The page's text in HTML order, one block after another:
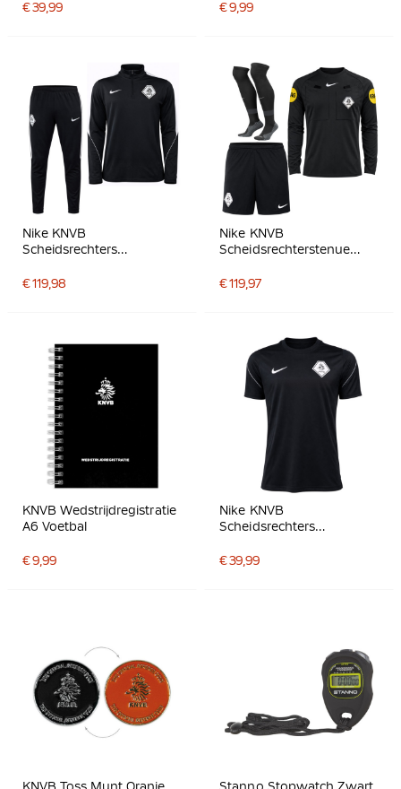
2028 Zwart Wit
€ 39,99 € 9,99
Nike KNVB
Scheidsrechters
2026-2028 Zwart Wit
€ 119,98
Nike KNVB
Scheidsrechterstenue
Mouwen Zwart Wit
€ 119,97
KNVB Wedstrijdregistratie
A6 Voetbal
€ 9,99
Nike KNVB
Scheidsrechters
Zwart Wit
€ 39,99